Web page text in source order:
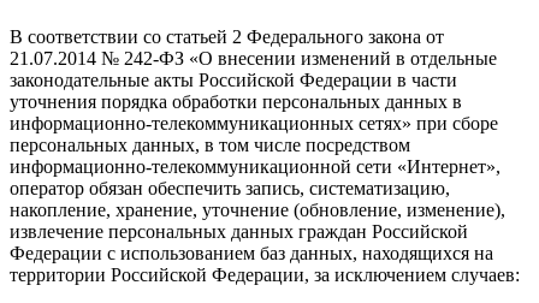
В соответствии со статьей 2 Федерального закона от
21.07.2014 № 242-ФЗ «О внесении изменений в отдельные
законодательные акты Российской Федерации в части
уточнения порядка обработки персональных данных в
информационно-телекоммуникационных сетях» при сборе
персональных данных, в том числе посредством
информационно-телекоммуникационной сети «Интернет»,
оператор обязан обеспечить запись, систематизацию,
накопление, хранение, уточнение (обновление, изменение),
извлечение персональных данных граждан Российской
Федерации с использованием баз данных, находящихся на
территории Российской Федерации, за исключением случаев: